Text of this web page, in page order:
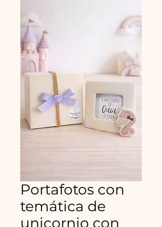
Portafotos con
temática de
unicornio con